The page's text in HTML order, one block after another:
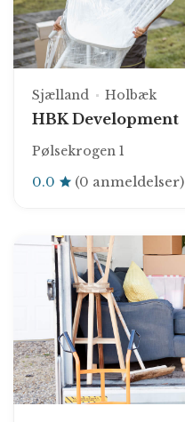
Sjælland Holbæk
HBK Development
Pølsekrogen 1
0.0 (0 anmeldelser)